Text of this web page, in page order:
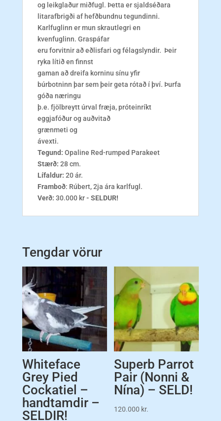
og leikglaður miðfugl. Þetta er sjaldséðara
litarafbrigði af hefðbundnu tegundinni.
Karlfuglinn er mun skrautlegri en
kvenfuglinn. Graspáfar
eru forvitnir að eðlisfari og félagslyndir. Þeir
ryka lítið en finnst
gaman að dreifa korninu sínu yfir
búrbotninn þar sem þeir geta rótað í því. Þurfa
góða næringu
þ.e. fjölbreytt úrval fræja, próteinríkt
eggjafóður og auðvitað
grænmeti og
ávexti.
Tegund: Opaline Red-rumped Parakeet
Stærð: 28 cm.
Lífaldur: 20 ár.
Framboð: Rúbert, 2ja ára karlfugl.
Verð: 30.000 kr- SELDUR!
Tengdar vörur
Whiteface
Grey Pied
Cockatiel –
handtamdir –
SELDIR!
Superb Parrot
Pair (Nonni &
Nína) – SELD!
120.000 kr.